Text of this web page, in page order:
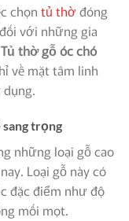
chọn tủ thờ đóng
với những gia
Tủ thờ gỗ óc chó
về mặt tâm linh
sang trọng
những loại gỗ cao
Loại gỗ này có
đặc điểm như độ
mối mọt.